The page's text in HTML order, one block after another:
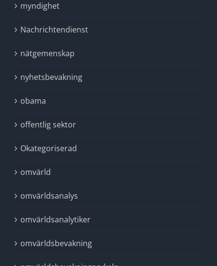
myndighet
Nachrichtendienst
nätgemenskap
nyhetsbevakning
obama
offentlig sektor
Okategoriserad
omvärld
omvärldsanalys
omvärldsanalytiker
omvärldsbevakning